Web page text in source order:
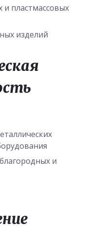
пластмассовых
изделий
и